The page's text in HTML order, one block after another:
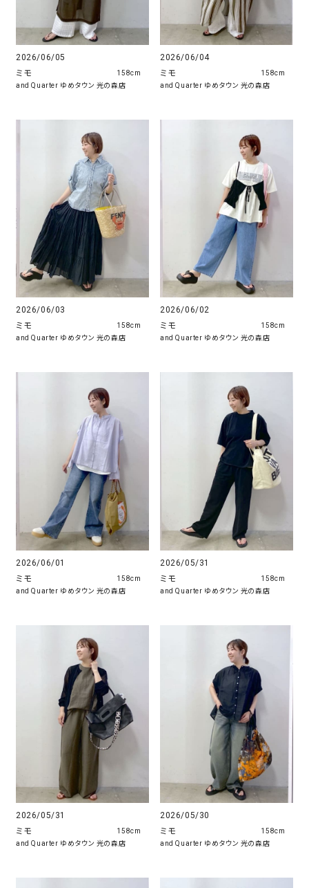
2026/06/05
ミモ
and Quarter ゆめタウン 光の森店
158cm
2026/06/04
ミモ
and Quarter ゆめタウン 光の森店
158cm
2026/06/03
ミモ
and Quarter ゆめタウン 光の森店
158cm
2026/06/02
ミモ
and Quarter ゆめタウン 光の森店
158cm
2026/06/01
ミモ
and Quarter ゆめタウン 光の森店
158cm
2026/05/31
ミモ
and Quarter ゆめタウン 光の森店
158cm
2026/05/31
ミモ
and Quarter ゆめタウン 光の森店
158cm
2026/05/30
ミモ
and Quarter ゆめタウン 光の森店
158cm